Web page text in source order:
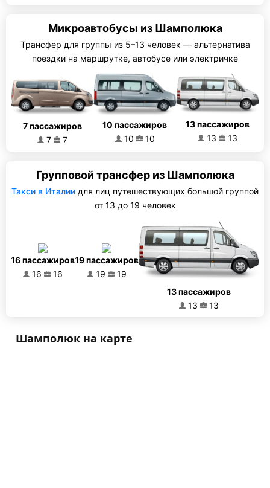
Микроавтобусы из Шамполюка
Трансфер для группы из 5–13 человек — альтернатива
поездки на маршрутке, автобусе или электричке
7 пассажиров
7
7
10 пассажиров
10
10
13 пассажиров
13
13
Групповой трансфер из Шамполюка
Такси в Италии для лиц путешествующих большой группой
от 13 до 19 человек
16 пассажиров
16
16
19 пассажиров
19
19
13 пассажиров
13
13
Шамполюк на карте